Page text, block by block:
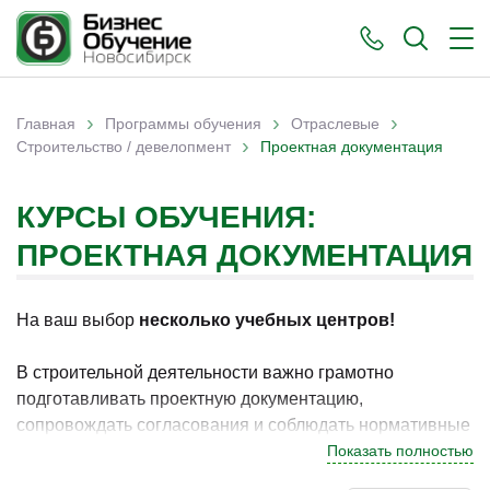
Вы здесь
Главная › Программы обучения › Отраслевые ›
Строительство / девелопмент › Проектная документация
КУРСЫ ОБУЧЕНИЯ:
ПРОЕКТНАЯ ДОКУМЕНТАЦИЯ
На ваш выбор несколько учебных центров!
В строительной деятельности важно грамотно
подготавливать проектную документацию,
сопровождать согласования и соблюдать нормативные
требования. В Новосибирске программы по данному
Показать полностью